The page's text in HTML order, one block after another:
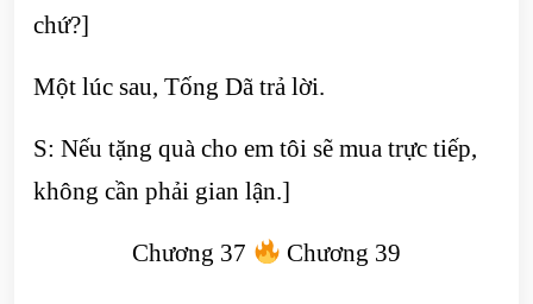
chứ?]
Một lúc sau, Tống Dã trả lời.
S: Nếu tặng quà cho em tôi sẽ mua trực tiếp,
không cần phải gian lận.]
Chương 37 Chương 39